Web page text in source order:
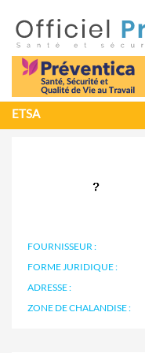
ETSA
FOURNISSEUR :
FORME JURIDIQUE :
ADRESSE :
ZONE DE CHALANDISE :